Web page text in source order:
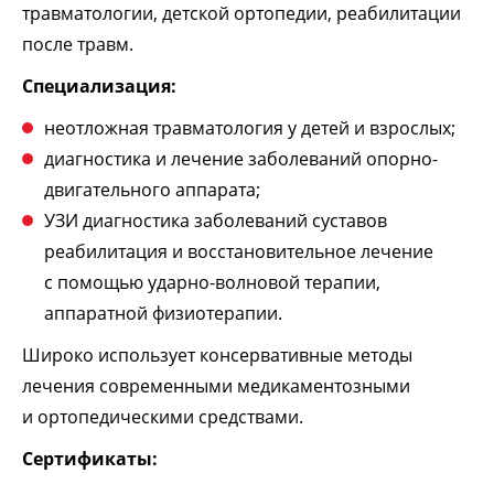
травматологии, детской ортопедии, реабилитации
после травм.
Специализация:
неотложная травматология у детей и взрослых;
диагностика и лечение заболеваний опорно-
двигательного аппарата;
УЗИ диагностика заболеваний суставов
реабилитация и восстановительное лечение
с помощью ударно-волновой терапии,
аппаратной физиотерапии.
Широко использует консервативные методы
лечения современными медикаментозными
и ортопедическими средствами.
Сертификаты: